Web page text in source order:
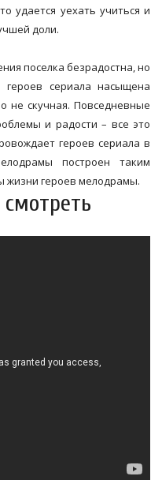
удается уехать учиться и
доли.
поселка безрадостна, но
сериала насыщена
не скучная. Повседневные
и радости – все это
героев сериала в
построен таким
жизни героев мелодрамы.